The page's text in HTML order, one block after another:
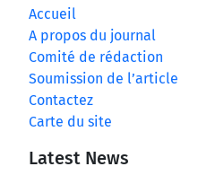
Accueil
A propos du journal
Comité de rédaction
Soumission de l’article
Contactez
Carte du site
Latest News